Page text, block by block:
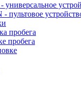
универсальное
пультовое
пробега
пробега